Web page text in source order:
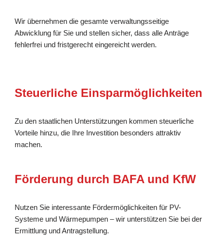
Wir übernehmen die gesamte verwaltungsseitige
Abwicklung für Sie und stellen sicher, dass alle Anträge
fehlerfrei und fristgerecht eingereicht werden.
Steuerliche Einsparmöglichkeiten
Zu den staatlichen Unterstützungen kommen steuerliche
Vorteile hinzu, die Ihre Investition besonders attraktiv
machen.
Förderung durch BAFA und KfW
Nutzen Sie interessante Fördermöglichkeiten für PV-
Systeme und Wärmepumpen – wir unterstützen Sie bei der
Ermittlung und Antragstellung.